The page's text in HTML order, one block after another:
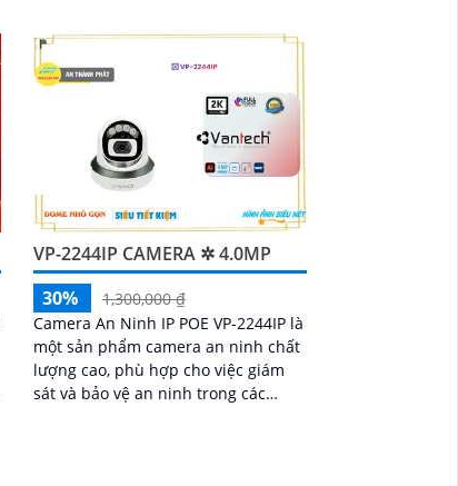
VP-2244IP CAMERA ✲ 4.0MP
30%
1,300,000 ₫
Camera An Ninh IP POE VP-2244IP là
một sản phẩm camera an ninh chất
lượng cao, phù hợp cho việc giám
sát và bảo vệ an ninh trong các